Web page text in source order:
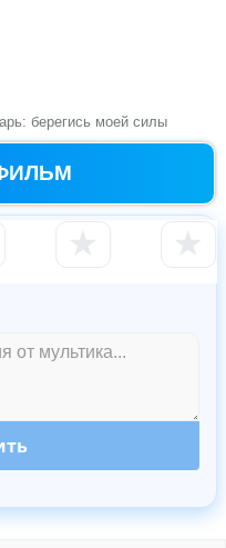
берегись моей силы
★ ★